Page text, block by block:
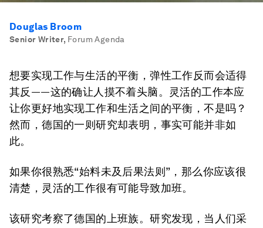
Douglas Broom
Senior Writer, Forum Agenda
想要实现工作与生活的平衡，弹性工作反而会适得
其反——这的确让人摸不着头脑。灵活的工作本应
让你更好地实现工作和生活之间的平衡，不是吗？
然而，德国的一则研究却表明，事实可能并非如
此。
如果你很熟悉“始料未及后果法则”，那么你应该很
清楚，灵活的工作很有可能导致加班。
该研究考察了德国的上班族。研究发现，当人们采